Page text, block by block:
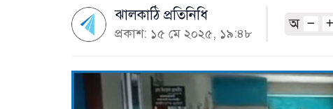
ঝালকাঠি প্রতিনিধি
প্রকাশ: ১৫ মে ২০২৫, ১৯:৪৮
অ